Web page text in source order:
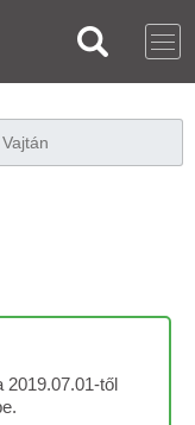
Vajtán
2019.07.01-től